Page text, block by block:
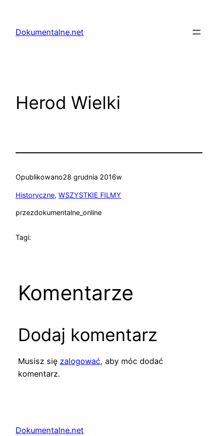
treściDokumentalne.net
Herod Wielki
Opublikowano28 grudnia 2016w
Historyczne, WSZYSTKIE FILMY
przezdokumentalne_online
Tagi:
Komentarze
Dodaj komentarz
Musisz się zalogować, aby móc dodać
komentarz.
Dokumentalne.net